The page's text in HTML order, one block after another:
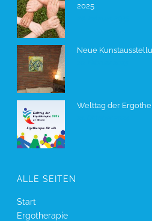
2025
Neue
Welttag der
ALLE SEITEN
Start
Ergotherapie